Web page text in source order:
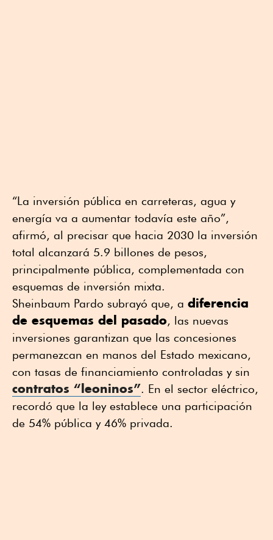
“La inversión pública en carreteras, agua y
energía va a aumentar todavía este año”,
afirmó, al precisar que hacia 2030 la inversión
total alcanzará 5.9 billones de pesos,
principalmente pública, complementada con
esquemas de inversión mixta.
Sheinbaum Pardo subrayó que, a diferencia
de esquemas del pasado, las nuevas
inversiones garantizan que las concesiones
permanezcan en manos del Estado mexicano,
con tasas de financiamiento controladas y sin
contratos “leoninos”. En el sector eléctrico,
recordó que la ley establece una participación
de 54% pública y 46% privada.